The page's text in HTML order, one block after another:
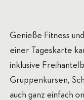
Genieße Fitness
einer Tageskarte
inklusive
Gruppenkursen,
auch ganz einfach